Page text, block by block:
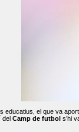
educatius, el que va
del Camp de futbol s’hi